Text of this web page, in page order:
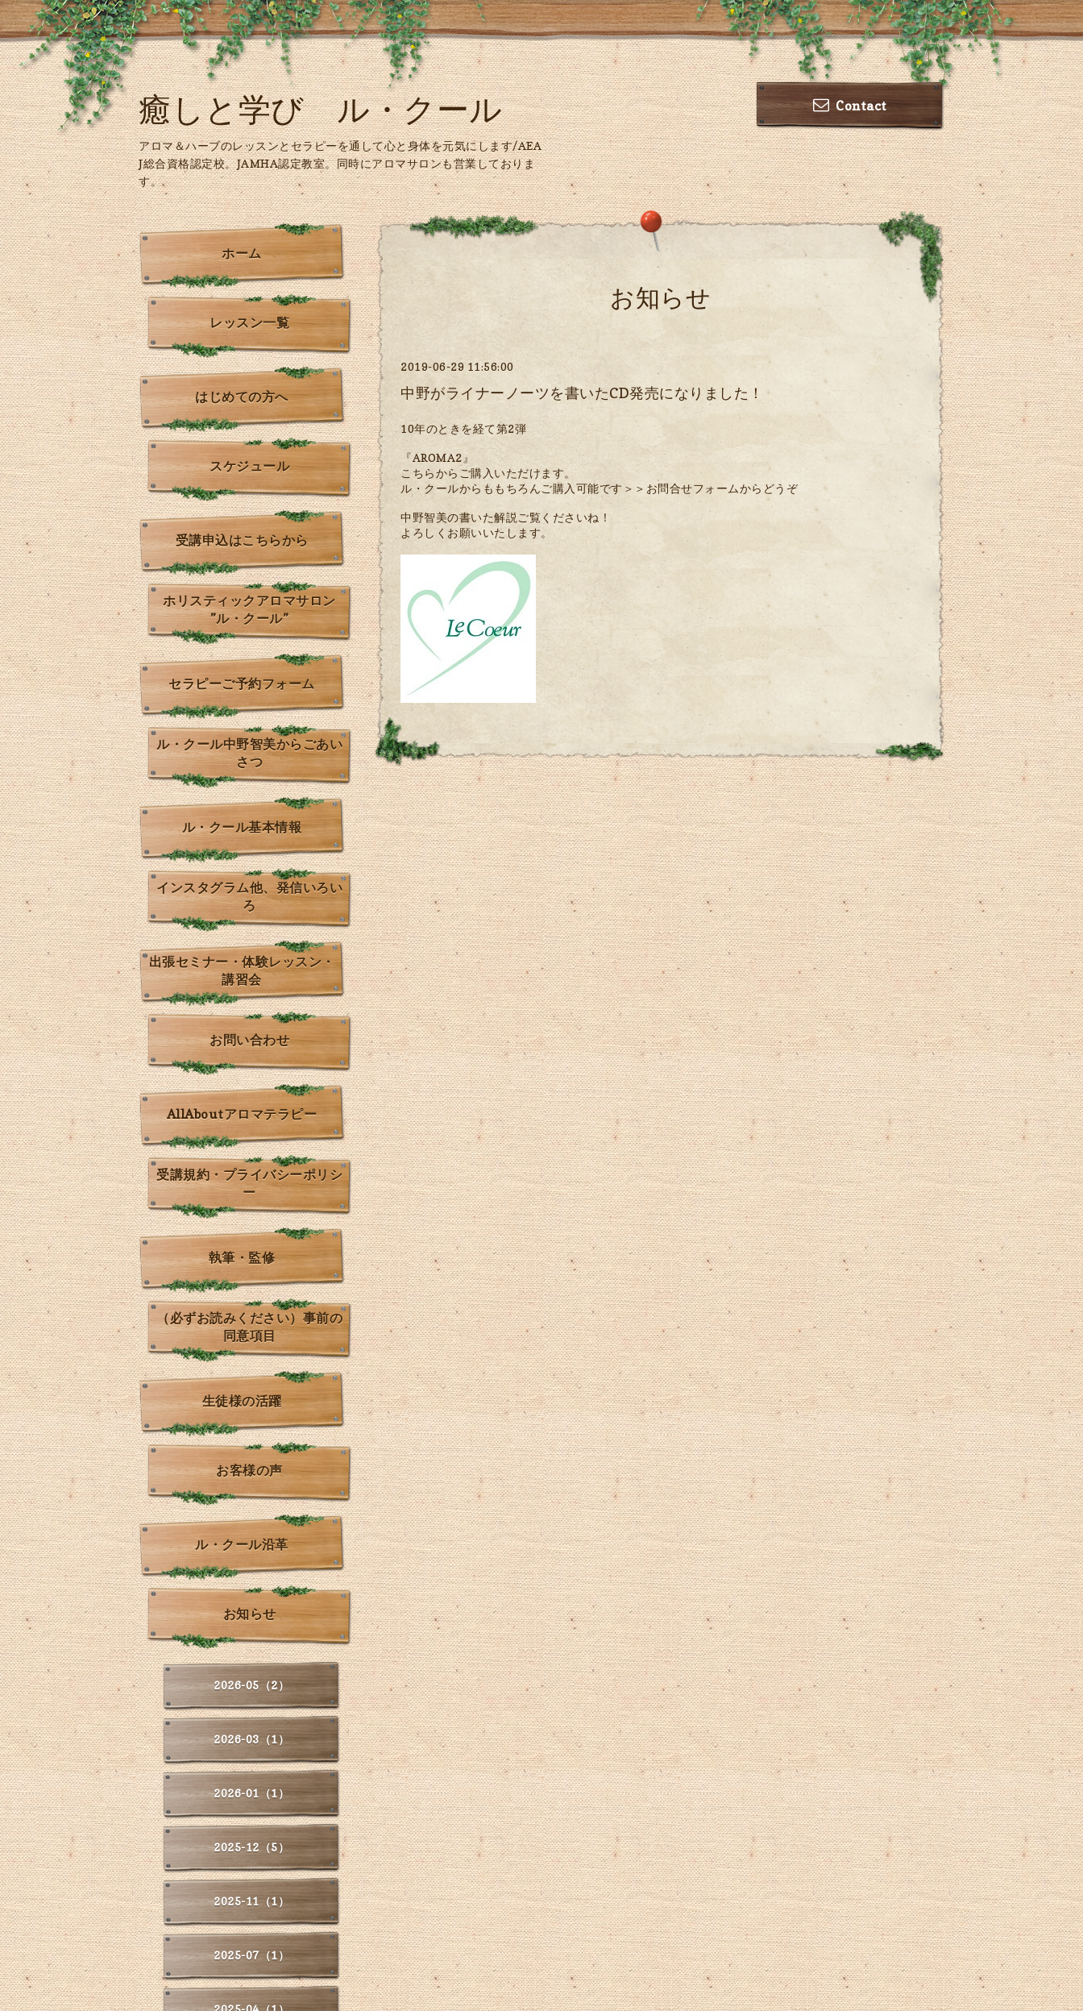
Contact
癒しと学び ル・クール
アロマ＆ハーブのレッスンとセラピーを通して心と身体を元気にします/AEA
J総合資格認定校。JAMHA認定教室。同時にアロマサロンも営業しておりま
す。
お知らせ
2019-06-29 11:56:00
中野がライナーノーツを書いたCD発売になりました！
10年のときを経て第2弾
『AROMA2』
こちらからご購入いただけます。
ル・クールからももちろんご購入可能です＞＞ お問合せフォームからどうぞ
中野智美の書いた解説ご覧くださいね！
よろしくお願いいたします。
ホーム
レッスン一覧
はじめての方へ
スケジュール
受講申込はこちらから
ホリスティックアロマサロン
”ル・クール”
セラピーご予約フォーム
ル・クール中野智美からごあい
さつ
ル・クール基本情報
インスタグラム他、発信いろい
ろ
出張セミナー・体験レッスン・
講習会
お問い合わせ
AllAboutアロマテラピー
受講規約・プライバシーポリシ
ー
執筆・監修
（必ずお読みください）事前の
同意項目
生徒様の活躍
お客様の声
ル・クール沿革
お知らせ
2026-05（2）
2026-03（1）
2026-01（1）
2025-12（5）
2025-11（1）
2025-07（1）